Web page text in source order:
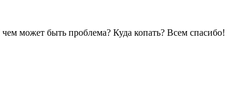
может быть проблема? Куда копать? Всем спасибо!